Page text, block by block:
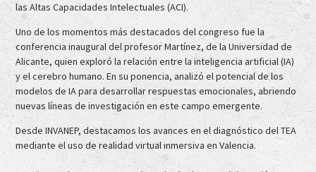
las Altas Capacidades Intelectuales (ACI).
Uno de los momentos más destacados del congreso fue la
conferencia inaugural del profesor Martínez, de la Universidad de
Alicante, quien exploró la relación entre la inteligencia artificial (IA)
y el cerebro humano. En su ponencia, analizó el potencial de los
modelos de IA para desarrollar respuestas emocionales, abriendo
nuevas líneas de investigación en este campo emergente.
Desde INVANEP, destacamos los avances en el diagnóstico del TEA
mediante el uso de realidad virtual inmersiva en Valencia.